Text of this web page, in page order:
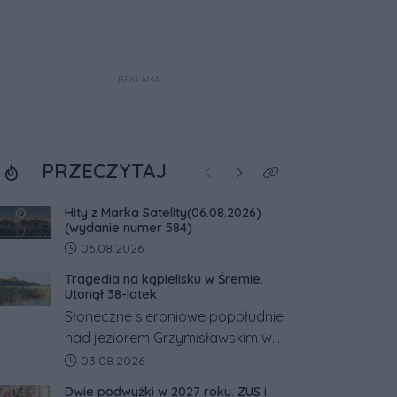
REKLAMA
PRZECZYTAJ Poprzednie
NastępneKliknij aby zobaczyć
Hity z Marka Satelity(06.08.2026)
(wydanie numer 584)
Data dodania artykułu:
06.08.2026
Tragedia na kąpielisku w Śremie.
Utonął 38-latek
Słoneczne sierpniowe popołudnie
nad jeziorem Grzymisławskim w
powiecie śremskim zakończyło
Data dodania artykułu:
03.08.2026
Dwie podwyżki w 2027 roku. ZUS i